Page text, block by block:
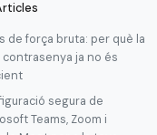
de força bruta: per què la
ja no és
segura de
Teams, Zoom i